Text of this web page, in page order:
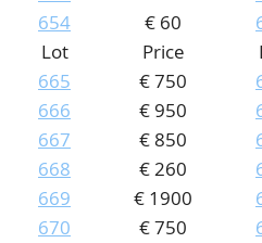
654
€ 60
Lot
Price
665
€ 750
666
€ 950
667
€ 850
668
€ 260
669
€ 1900
670
€ 750